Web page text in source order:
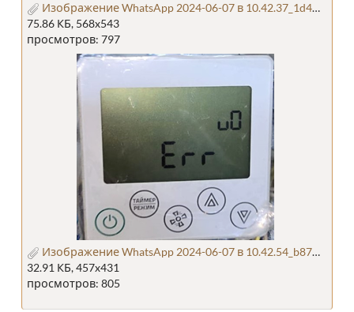
Изображение WhatsApp 2024-06-07 в 10.42.37_1d4c2859.jpg
75.86 КБ, 568x543
просмотров: 797
Изображение WhatsApp 2024-06-07 в 10.42.54_b87e9322.jpg
32.91 КБ, 457x431
просмотров: 805